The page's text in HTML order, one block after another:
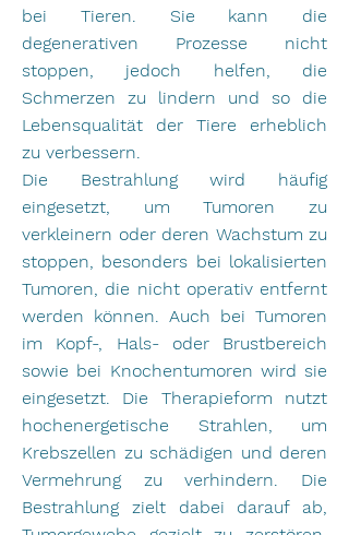
bei Tieren. Sie kann die
degenerativen Prozesse nicht
stoppen, jedoch helfen, die
Schmerzen zu lindern und so die
Lebensqualität der Tiere erheblich
zu verbessern.
Die Bestrahlung wird häufig
eingesetzt, um Tumoren zu
verkleinern oder deren Wachstum zu
stoppen, besonders bei lokalisierten
Tumoren, die nicht operativ entfernt
werden können. Auch bei Tumoren
im Kopf-, Hals- oder Brustbereich
sowie bei Knochentumoren wird sie
eingesetzt. Die Therapieform nutzt
hochenergetische Strahlen, um
Krebszellen zu schädigen und deren
Vermehrung zu verhindern. Die
Bestrahlung zielt dabei darauf ab,